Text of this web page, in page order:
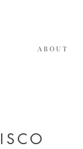
A B O U T